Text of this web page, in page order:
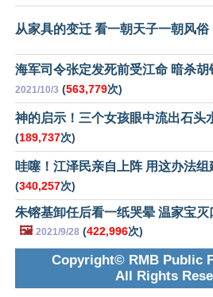
从家具的变迁 看一朝天子一朝风俗
海军司令张定发死前受江命 暗杀
2021/10/3 (563,779次)
神的启示！三个女孩眼中流出石头
(189,737次)
哇噻！江泽民亲自上阵 用这办法组
(340,257次)
朱镕基卸任后看一纸哭晕 温家宝
🖼️ 2021/9/28 (422,996次)
Copyright© RMB Public
All Rights